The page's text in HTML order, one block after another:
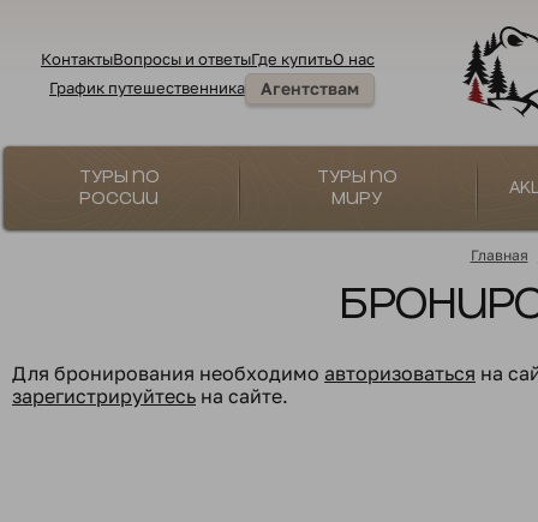
КонтактыВопросы и ответыГде купитьО нас
График путешественника
Агентствам
Туры по
России
Туры по
миру
Главная
Для бронирования необходимо авторизоваться на
зарегистрируйтесь на сайте.